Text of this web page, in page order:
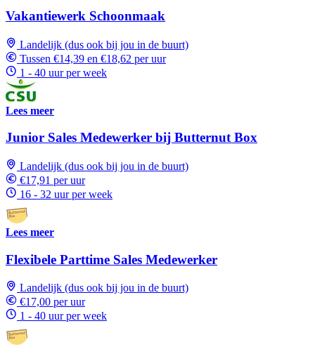
Vakantiewerk Schoonmaak
Landelijk (dus ook bij jou in de buurt)
Tussen €14,39 en €18,62 per uur
1 - 40 uur per week
Lees meer
Junior Sales Medewerker bij Butternut Box
Landelijk (dus ook bij jou in de buurt)
€17,91 per uur
16 - 32 uur per week
Lees meer
Flexibele Parttime Sales Medewerker
Landelijk (dus ook bij jou in de buurt)
€17,00 per uur
1 - 40 uur per week